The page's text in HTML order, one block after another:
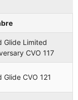
Nombre
Road Glide
Glide Limited
CVO 117
Glide CVO 121